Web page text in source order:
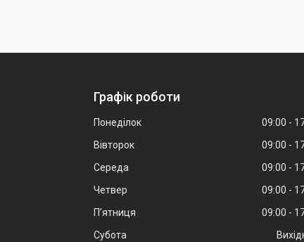
Графік роботи
Понеділок 09:00
Вівторок
09:00
Середа
09:00
Четвер
09:00
Пʼятниця
09:00
Субота